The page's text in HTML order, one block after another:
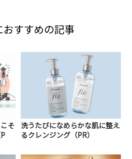
おすすめの記事
そ
洗うたびになめらかな肌に整え
るクレンジング（PR）